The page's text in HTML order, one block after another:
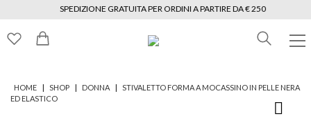
SPEDIZIONE GRATUITA PER ORDINI A PARTIRE DA € 250
HOME | SHOP | DONNA |
STIVALETTO FORMA A MOCASSINO IN PELLE NERA
ED ELASTICO